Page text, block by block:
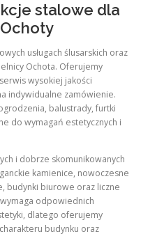
stalowe dla
usługach ślusarskich oraz
Ochota. Oferujemy
wysokiej jakości
indywidualne zamówienie.
balustrady, furtki
do wymagań estetycznych i
i dobrze skomunikowanych
kamienice, nowoczesne
budynki biurowe oraz liczne
odpowiednich
dlatego oferujemy
budynku oraz